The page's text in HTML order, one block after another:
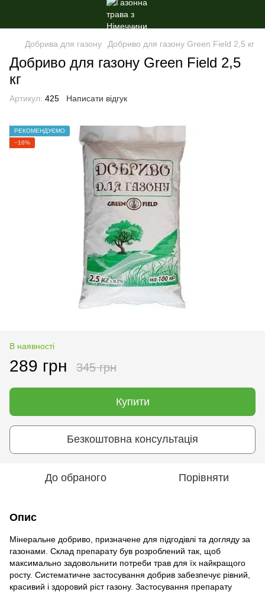
Добрива для газону Добриво для газону Green Field 2,5 кг
Добриво для газону Green Field 2,5
кг
Артикул: 425 Написати відгук
РЕКОМЕНДУЄМО
−16%
В наявності
289 грн 345 грн
Купити
Безкоштовна консультація
До обраного Порівняти
Опис
Мінеральне добриво, призначене для підгодівлі та догляду за
газонами. Склад препарату був розроблений так, щоб
максимально задовольнити потреби трав для їх найкращого
росту. Систематичне застосування добрив забезпечує рівний,
красивий і здоровий ріст газону. Застосування препарату